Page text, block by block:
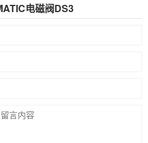
电磁阀DS3